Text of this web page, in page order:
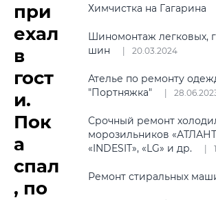
при
ехал
в
гост
и.
Пок
а
спал
, по
Химчистка на Гагарина
Шиномонтаж легковых,
шин
20.03.2024
Ателье по ремонту
"Портняжка"
Срочный ремонт
морозильников
«INDESIT», «LG» и др.
Ремонт стиральных